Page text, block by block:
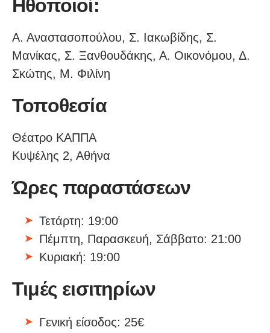
Ηθοποιοί:
Α. Αναστασοπούλου, Σ. Ιακωβίδης, Σ.
Μανίκας, Σ. Ξανθουδάκης, Α. Οικονόμου, Δ.
Σκώτης, Μ. Φιλίνη
Τοποθεσία
Θέατρο ΚΑΠΠΑ
Κυψέλης 2, Αθήνα
Ώρες παραστάσεων
Τετάρτη: 19:00
Πέμπτη, Παρασκευή, Σάββατο: 21:00
Κυριακή: 19:00
Τιμές εισιτηρίων
Γενική είσοδος: 25€